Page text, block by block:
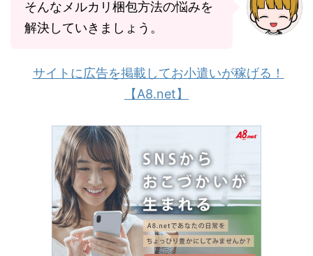
そんなメルカリ梱包方法の悩みを
解決していきましょう。
サイトに広告を掲載してお小遣いが稼げる！
【A8.net】